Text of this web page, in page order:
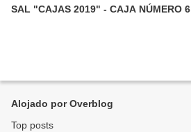
SAL "CAJAS 2019" - CAJA NÚMERO 6
Alojado por Overblog
Top posts